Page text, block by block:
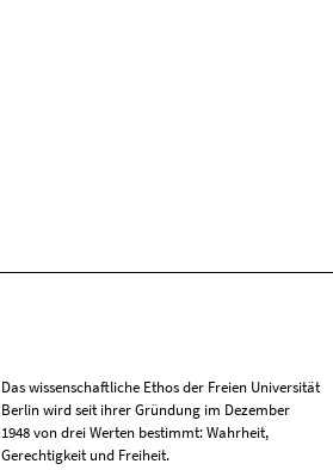
Das wissenschaftliche Ethos der Freien Universität
Berlin wird seit ihrer Gründung im Dezember
1948 von drei Werten bestimmt: Wahrheit,
Gerechtigkeit und Freiheit.